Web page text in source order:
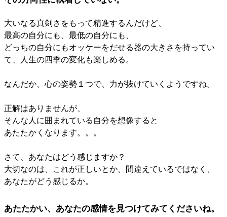
大いなる真剣さをもって精進するんだけど、
最高の自分にも、最低の自分にも、
どっちの自分にもオッケーをだせる器の大きさを持ってい
て、人生の四季の変化も楽しめる。
なんだか、心の姿勢１つで、力が抜けていくようですね。
正解はありませんが、
そんな人に囲まれている自分を想像すると
あたたかくなります。。。
さて、あなたはどう感じますか？
大切なのは、これが正しいとか、間違えているではなく、
あなたがどう感じるか。
あたたかい、あなたの感情を見つけてみてくださいね。